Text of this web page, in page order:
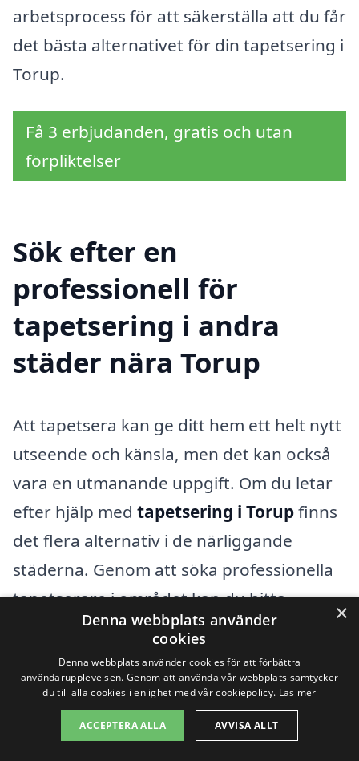
arbetsprocess för att säkerställa att du får
det bästa alternativet för din tapetsering i
Torup.
Få 3 erbjudanden, gratis och utan
förpliktelser
Sök efter en
professionell för
tapetsering i andra
städer nära Torup
Att tapetsera kan ge ditt hem ett helt nytt
utseende och känsla, men det kan också
vara en utmanande uppgift. Om du letar
efter hjälp med tapetsering i Torupfinns
det flera alternativ i de närliggande
städerna. Genom att söka professionella
tapetserare i området kan du hitta
experter som kan hjälpa dig med ditt
projekt.
Några av de städer som ligger nära Torup
och som kan erbjuda tapetseringstjänster
×
Denna webbplats använder
cookies
Denna webbplats använder cookies för att förbättra
användarupplevelsen. Genom att använda vår webbplats samtycker
du till alla cookies i enlighet med vår cookiepolicy. Läs mer
ACCEPTERA ALLA AVVISA ALLT